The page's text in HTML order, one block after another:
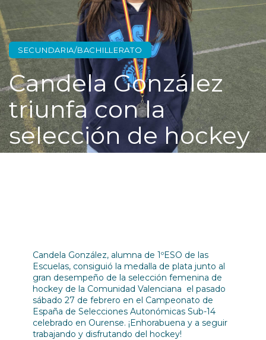
SECUNDARIA/BACHILLERATO
Candela González
triunfa con la
selección de hockey
Candela González, alumna de 1ºESO de las
Escuelas, consiguió la medalla de plata junto al
gran desempeño de la selección femenina de
hockey de la Comunidad Valenciana el pasado
sábado 27 de febrero en el Campeonato de
España de Selecciones Autonómicas Sub-14
celebrado en Ourense. ¡Enhorabuena y a seguir
trabajando y disfrutando del hockey!